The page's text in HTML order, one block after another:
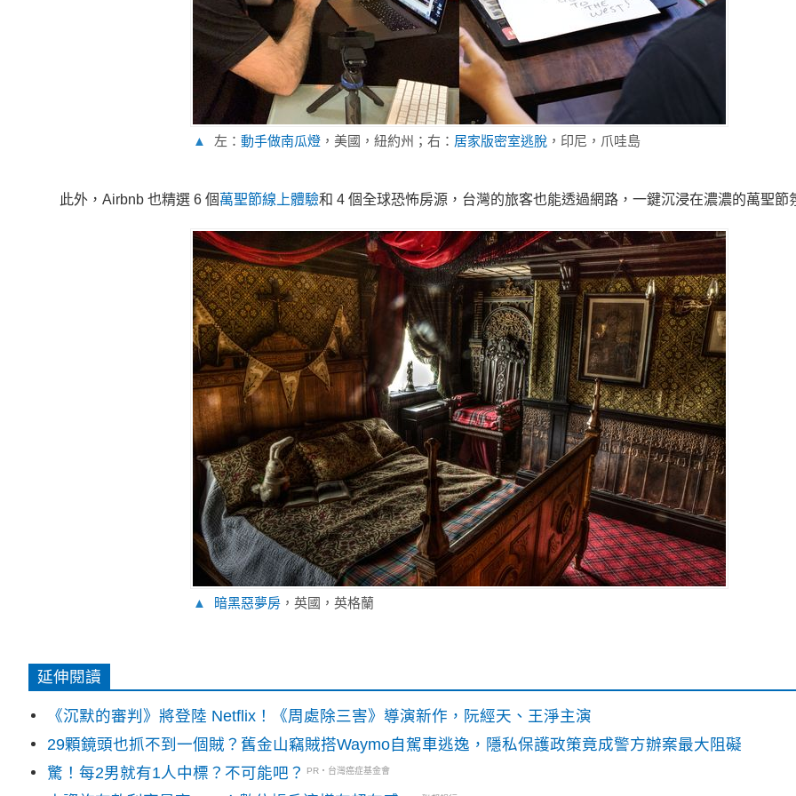
▲ 左： 動手做南瓜燈 ，美國，紐約州；右： 居家版密室逃脫 ，印尼，爪哇島
此外，Airbnb 也精選 6 個萬聖節線上體驗和 4 個全球恐怖房源，台灣的旅客也能透過網路，一鍵沉浸在濃濃的萬聖節
▲ 暗黑惡夢房 ，英國，英格蘭
延伸閱讀
《沉默的審判》將登陸 Netflix！《周處除三害》導演新作，阮經天、王淨主演
29顆鏡頭也抓不到一個賊？舊金山竊賊搭Waymo自駕車逃逸，隱私保護政策竟成警方辦案最大阻礙
驚！每2男就有1人中標？不可能吧？
PR・台灣癌症基金會